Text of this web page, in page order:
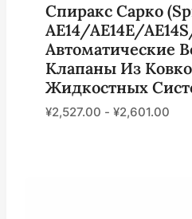
Спиракс Сарко
AE14/AE14E/
Автоматические
Клапаны Из
Жидкостных
¥2,527.00 - ¥2,601.00